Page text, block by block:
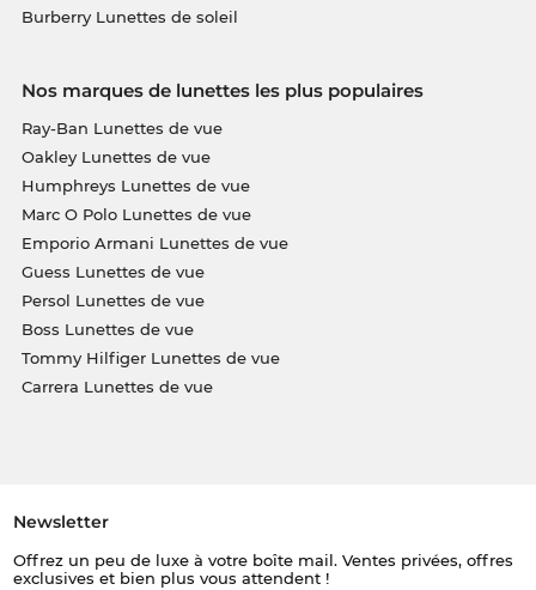
Burberry Lunettes de soleil
Nos marques de lunettes les plus populaires
Ray-Ban Lunettes de vue
Oakley Lunettes de vue
Humphreys Lunettes de vue
Marc O Polo Lunettes de vue
Emporio Armani Lunettes de vue
Guess Lunettes de vue
Persol Lunettes de vue
Boss Lunettes de vue
Tommy Hilfiger Lunettes de vue
Carrera Lunettes de vue
Newsletter
Offrez un peu de luxe à votre boîte mail. Ventes privées, offres
exclusives et bien plus vous attendent !